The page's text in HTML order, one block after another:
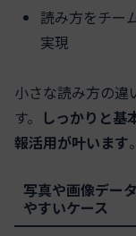
読み方をチー
実現
小さな読み方の違
す。 しっかりと基
報活用が叶います。
写真や画像デー
やすいケース